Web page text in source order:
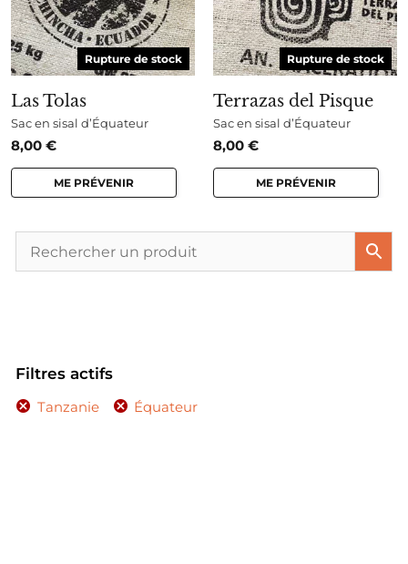
Rupture de stock
Las Tolas
Sac en sisal d’Équateur
8,00 €
ME PRÉVENIR
Rupture de stock
Terrazas del Pisque
Sac en sisal d’Équateur
8,00 €
ME PRÉVENIR
Filtres actifs
Tanzanie Équateur